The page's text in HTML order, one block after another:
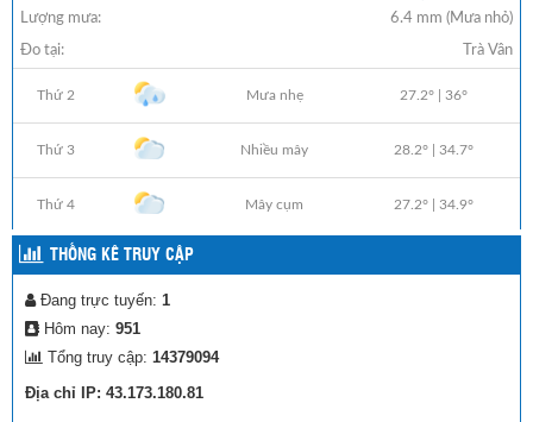
THỐNG KÊ TRUY CẬP
Đang trực tuyến: 1
Hôm nay: 951
Tổng truy cập: 14379094
Địa chỉ IP: 43.173.180.81